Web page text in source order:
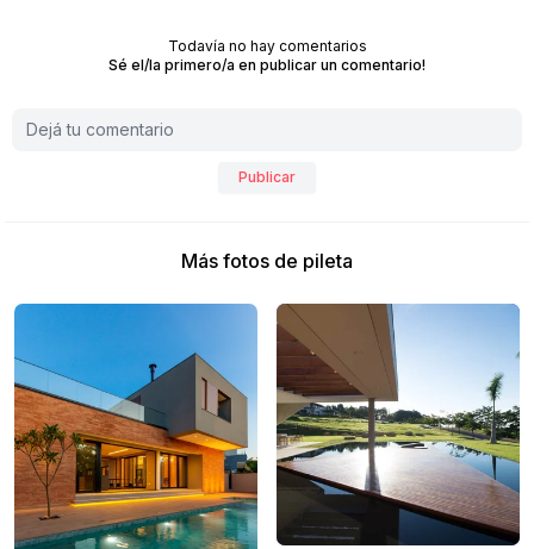
Todavía no hay comentarios
Sé el/la primero/a en publicar un comentario!
Publicar
Más fotos de pileta